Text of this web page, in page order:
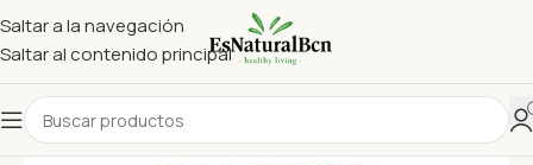
Saltar a la navegación
Saltar al contenido principal